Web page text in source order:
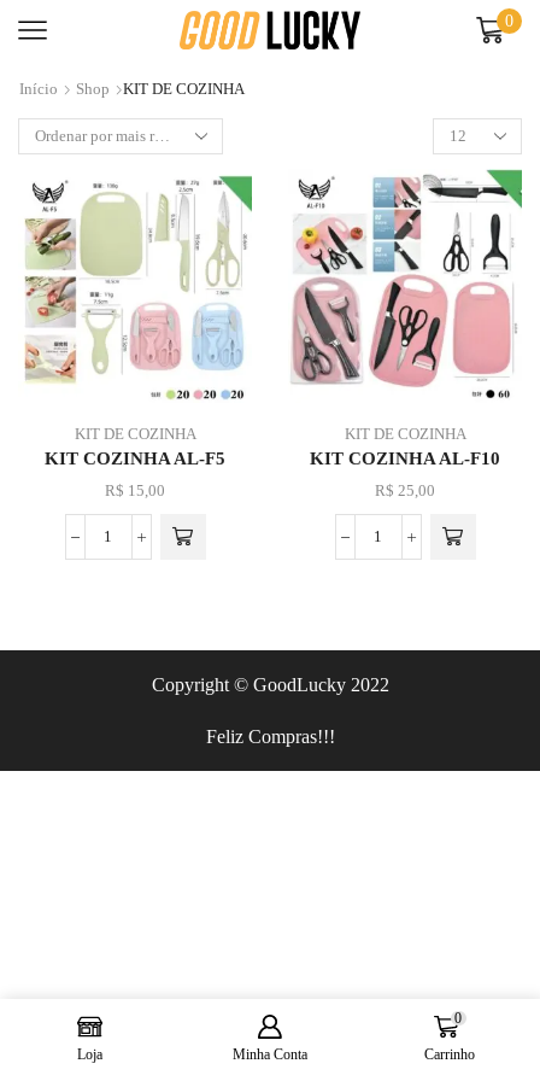
0
Início Shop KIT DE COZINHA
KIT DE COZINHA
KIT COZINHA AL-F5
R$ 15,00
KIT DE COZINHA
KIT COZINHA AL-F10
R$ 25,00
Copyright © GoodLucky 2022
Feliz Compras!!!
Loja Minha Conta
0
Carrinho